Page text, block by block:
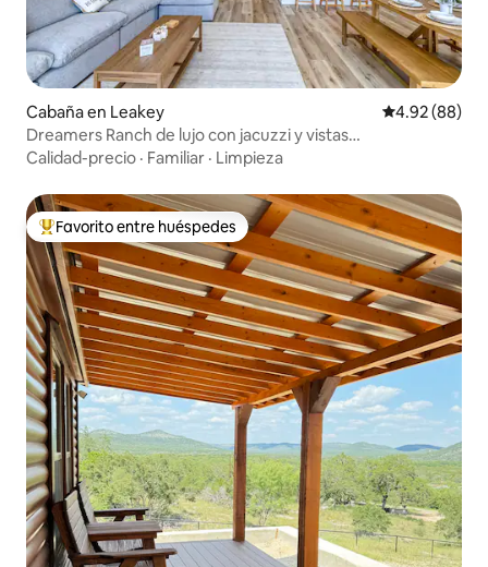
Cabaña en Leakey Calificación
4.92 (88)
Dreamers Ranch de lujo con jacuzzi y vistas
impresionantes
Calidad-precio · Familiar · Limpieza
Favorito entre huéspedes preferido
Favorito entre huéspedes